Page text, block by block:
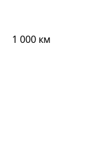
1 000 км